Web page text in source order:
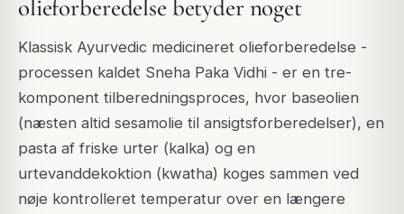
olieforberedelse betyder noget
Klassisk Ayurvedic medicineret olieforberedelse -
processen kaldet Sneha Paka Vidhi - er en tre-
komponent tilberedningsproces, hvor baseolien
(næsten altid sesamolie til ansigtsforberedelser), en
pasta af friske urter (kalka) og en
urtevanddekoktion (kwatha) koges sammen ved
nøje kontrolleret temperatur over en længere